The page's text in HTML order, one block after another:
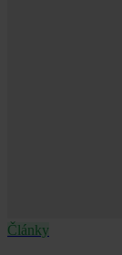
Články